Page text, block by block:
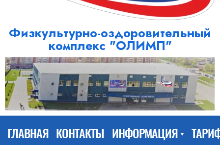
Физкультурно-оздоровительный
комплекс "ОЛИМП"
ГЛАВНАЯ КОНТАКТЫ ИНФОРМАЦИЯ